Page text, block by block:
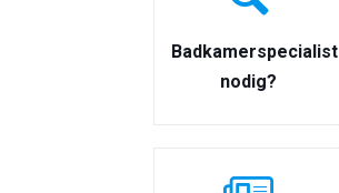
Badkamerspecialist
nodig?